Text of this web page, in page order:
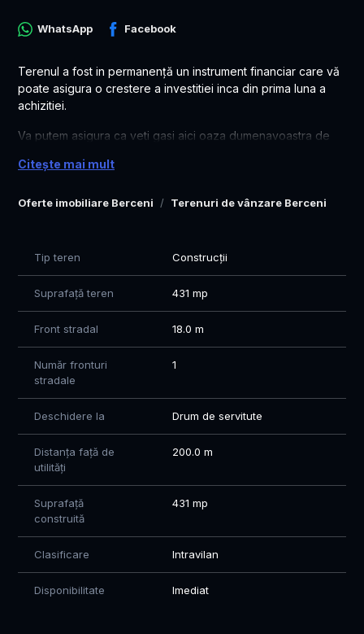
Oferte imobiliare Berceni Terenuri de vânzare Berceni
WhatsApp Facebook
Terenul a fost in permanență un instrument financiar care vă
poate asigura o crestere a investitiei inca din prima luna a
achizitiei.
Va putem asigura ca veti gasi aici oaza dumenavoastra de
buna dovada de inteligenta financiara.
Terenul se poate achizituiona si in sistem de RATE direct la
Pentru detalii: 0771 602 610 - Mircea
Citește mai mult
Tip teren Construcții
Suprafață teren 431 mp
Front stradal 18.0 m
Număr fronturi
stradale
1
Deschidere la Drum de servitute
Distanța față de
utilități
200.0 m
Suprafață
construită
431 mp
Clasificare Intravilan
Disponibilitate Imediat